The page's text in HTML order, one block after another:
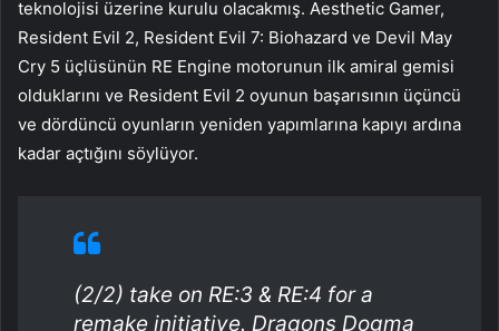
teknolojisi üzerine kurulu olacakmış. Aesthetic Gamer,
Resident Evil 2, Resident Evil 7: Biohazard ve Devil May
Cry 5 üçlüsünün RE Engine motorunun ilk amiral gemisi
olduklarını ve Resident Evil 2 oyunun başarısının üçüncü
ve dördüncü oyunların yeniden yapımlarına kapıyı ardına
kadar açtığını söylüyor.
(2/2) take on RE:3 & RE:4 for a
remake initiative. Dragons Dogma